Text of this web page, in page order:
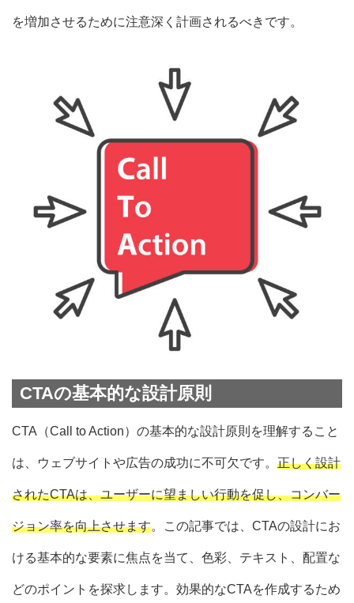
を増加させるために注意深く計画されるべきです。
CTAの基本的な設計原則
CTA（Call to Action）の基本的な設計原則を理解すること
は、ウェブサイトや広告の成功に不可欠です。 正しく設計
されたCTAは、ユーザーに望ましい行動を促し、コンバー
ジョン率を向上させます。この記事では、CTAの設計にお
ける基本的な要素に焦点を当て、色彩、テキスト、配置な
どのポイントを探求します。効果的なCTAを作成するため